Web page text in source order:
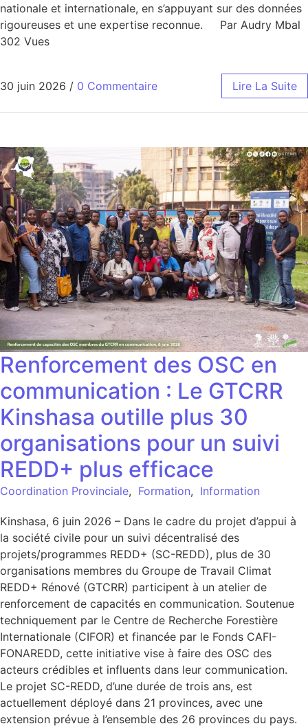
nationale et internationale, en s’appuyant sur des données
rigoureuses et une expertise reconnue. Par Audry Mbal
302 Vues
30 juin 2026 / 0 Commentaire Lire La Suite
Renforcement des OSC en
communication : Le GTCRR
Kinshasa outille plus 30
organisations pour un suivi
REDD+ plus efficace
Coordination Provinciale, Formation, Information
Kinshasa, 6 juin 2026 – Dans le cadre du projet d’appui à
la société civile pour un suivi décentralisé des
projets/programmes REDD+ (SC-REDD), plus de 30
organisations membres du Groupe de Travail Climat
REDD+ Rénové (GTCRR) participent à un atelier de
renforcement de capacités en communication. Soutenue
techniquement par le Centre de Recherche Forestière
Internationale (CIFOR) et financée par le Fonds CAFI-
FONAREDD, cette initiative vise à faire des OSC des
acteurs crédibles et influents dans leur communication.
Le projet SC-REDD, d’une durée de trois ans, est
actuellement déployé dans 21 provinces, avec une
extension prévue à l’ensemble des 26 provinces du pays.